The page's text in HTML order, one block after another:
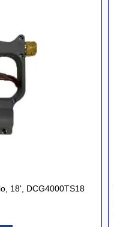
18', DCG4000TS18